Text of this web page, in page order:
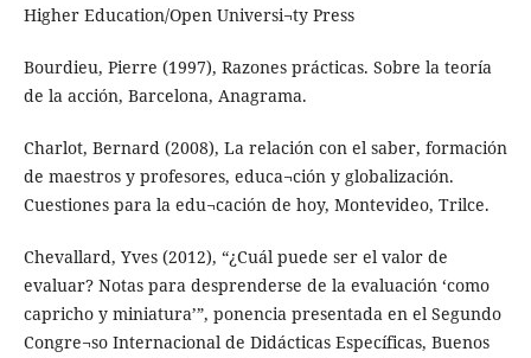
Higher Education/Open Universi¬ty Press
Bourdieu, Pierre (1997), Razones prácticas. Sobre la teoría
de la acción, Barcelona, Anagrama.
Charlot, Bernard (2008), La relación con el saber, formación
de maestros y profesores, educa¬ción y globalización.
Cuestiones para la edu¬cación de hoy, Montevideo, Trilce.
Chevallard, Yves (2012), “¿Cuál puede ser el valor de
evaluar? Notas para desprenderse de la evaluación ‘como
capricho y miniatura’”, ponencia presentada en el Segundo
Congre¬so Internacional de Didácticas Específicas, Buenos